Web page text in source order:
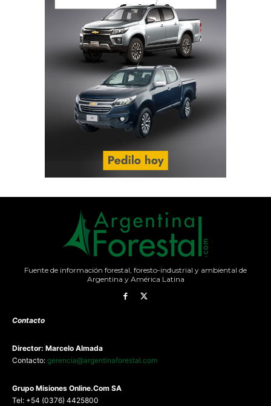
Fuente de información forestal, foresto-industrial y ambiental de
Argentina y América Latina
Contacto
Director: Marcelo Almada
Contacto: gerencia@argentinaforestal.com
Grupo Misiones Online.Com SA
Tel: +54 (0376) 4425800